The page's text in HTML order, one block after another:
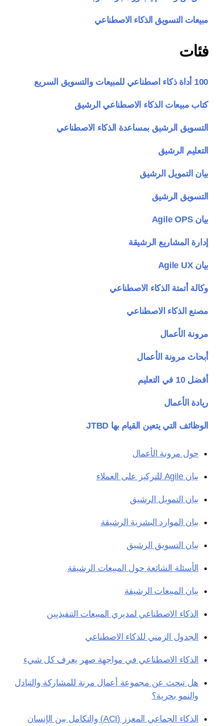
مبيعات التسويق الذكاء الاصطناعي
فئات
100 أداة ذكاء اصطناعي للمبيعات والتسويق السريع
كتاب مبيعات الذكاء الاصطناعي الرشيق
التسويق الرشيق بمساعدة الذكاء الاصطناعي
التعليم الرشيق
بيان التمويل الرشيق
التسويق الرشيق
بيان Agile OPS
إدارة المشاريع الرشيقة
بيان Agile UX
وكالة أتمتة الذكاء الاصطناعي
مصنع الذكاء الاصطناعي
مرونة الأعمال
أبحاث مرونة الأعمال
أفضل 10 في التعليم
ريادة الأعمال
الوظائف التي يتعين القيام بها JTBD
حول مرونة الأعمال
بيان Agile للتركيز على العملاء
بيان التمويل الرشيق
بيان الموارد البشرية الرشيقة
بيان التسويق الرشيق
الأسئلة الشائعة حول المبيعات الرشيقة
بيان المبيعات الرشيقة
الذكاء الاصطناعي لمديري المبيعات التنفيذيين
الجدول الزمني للذكاء الاصطناعي
الذكاء الاصطناعي في مواجهة صهر يعرف كل شيء
هل تبحث عن مجموعة أعمال مرنة للمشاركة والتبادل
والنمو بحرية؟
الذكاء الجماعي المعزز (ACI) والتكامل بين الإنسان